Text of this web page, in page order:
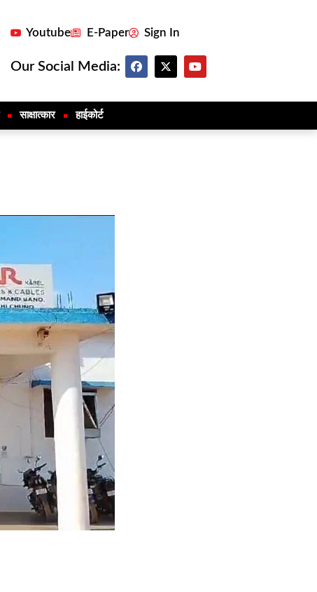
Youtube E-Paper Sign In
Our Social Media:
साक्षात्कार हाईकोर्ट